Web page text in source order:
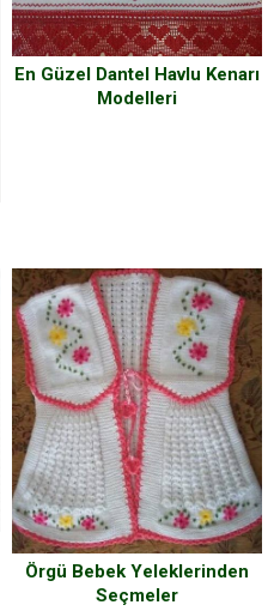
En Güzel Dantel Havlu Kenarı
Modelleri
Örgü Bebek Yeleklerinden
Seçmeler